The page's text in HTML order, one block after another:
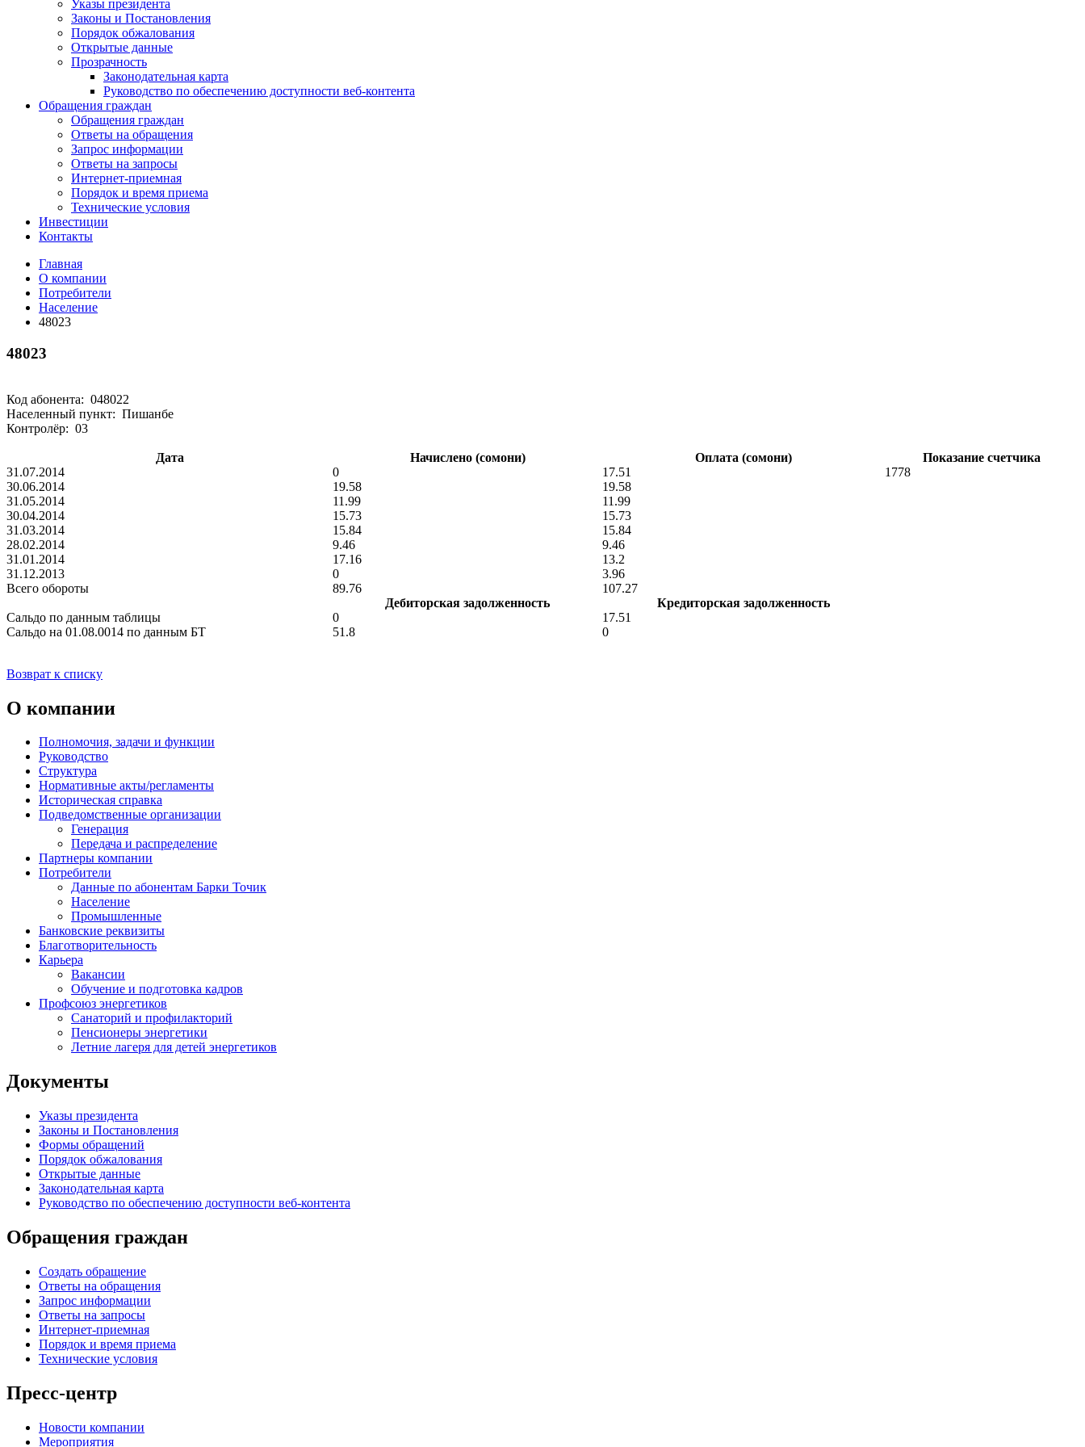
Указы президента
Законы и Постановления
Порядок обжалования
Открытые данные
Прозрачность
Законодательная карта
Руководство по обеспечению доступности веб-контента
Обращения граждан
Обращения граждан
Ответы на обращения
Запрос информации
Ответы на запросы
Интернет-приемная
Порядок и время приема
Технические условия
Инвестиции
Контакты
Главная
О компании
Потребители
Население
48023
48023
Код абонента: 048022
Населенный пункт: Пишанбе
Контролёр: 03
Дата Начислено (сомони) Оплата (сомони)
Показание счетчика
31.07.2014
0 17.51
1778
30.06.2014
19.58
19.58
31.05.2014
11.99
11.99
30.04.2014
15.73
15.73
31.03.2014
15.84
15.84
28.02.2014
9.46
9.46
31.01.2014
17.16
13.2
31.12.2013
0
3.96
Всего обороты
89.76
107.27
Дебиторская задолженность
Кредиторская задолженность
Сальдо по данным таблицы
0
17.51
Сальдо на 01.08.0014 по данным БТ
51.8 0
Возврат к списку
О компании
Полномочия, задачи и функции
Руководство
Структура
Нормативные акты/регламенты
Историческая справка
Подведомственные организации
Генерация
Передача и распределение
Партнеры компании
Потребители
Данные по абонентам Барки Точик
Население
Промышленные
Банковские реквизиты
Благотворительность
Карьера
Вакансии
Обучение и подготовка кадров
Профсоюз энергетиков
Санаторий и профилакторий
Пенсионеры энергетики
Летние лагеря для детей энергетиков
Документы
Указы президента
Законы и Постановления
Формы обращений
Порядок обжалования
Открытые данные
Законодательная карта
Руководство по обеспечению доступности веб-контента
Обращения граждан
Создать обращение
Ответы на обращения
Запрос информации
Ответы на запросы
Интернет-приемная
Порядок и время приема
Технические условия
Пресс-центр
Новости компании
Мероприятия